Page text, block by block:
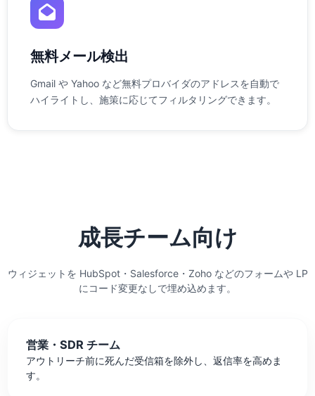
無料メール検出
Gmail や Yahoo など無料プロバイダのアドレスを自動で
ハイライトし、施策に応じてフィルタリングできます。
成長チーム向け
ウィジェットを HubSpot・Salesforce・Zoho などのフォームや LP
にコード変更なしで埋め込めます。
営業・SDR チーム
アウトリーチ前に死んだ受信箱を除外し、返信率を高めま
す。